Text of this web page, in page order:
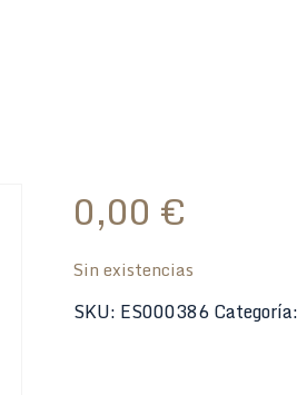
0,00 €
Sin existencias
SKU: ES000386